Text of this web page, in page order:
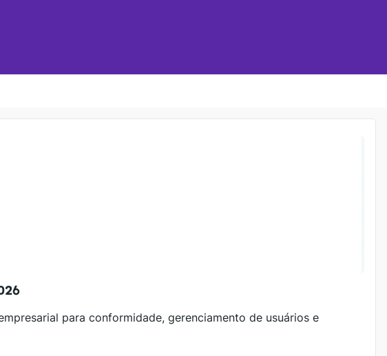
Belgrado, ele sabe exatamente o que é preciso para criar, motivar
a alcançarem seus grandes objetivos.
para conformidade, gerenciamento de usuários e